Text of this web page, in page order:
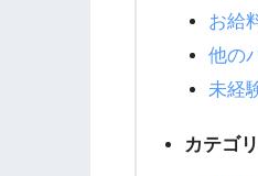
お給
他の
未経
カテゴ